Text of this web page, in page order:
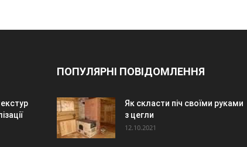
ПОПУЛЯРНІ ПОВІДОМЛЕННЯ
Як скласти піч своїми руками
з цегли
12.10.2021